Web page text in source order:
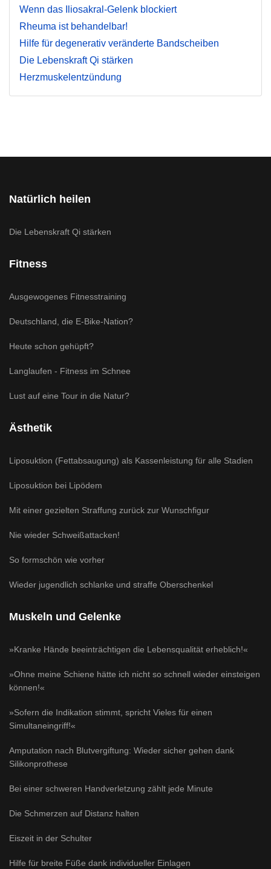
Wenn das Iliosakral-Gelenk blockiert
Rheuma ist behandelbar!
Hilfe für degenerativ veränderte Bandscheiben
Die Lebenskraft Qi stärken
Herzmuskelentzündung
Natürlich heilen
Die Lebenskraft Qi stärken
Fitness
Ausgewogenes Fitnesstraining
Deutschland, die E-Bike-Nation?
Heute schon gehüpft?
Langlaufen - Fitness im Schnee
Lust auf eine Tour in die Natur?
Ästhetik
Liposuktion (Fettabsaugung) als Kassenleistung für alle Stadien
Liposuktion bei Lipödem
Mit einer gezielten Straffung zurück zur Wunschfigur
Nie wieder Schweißattacken!
So formschön wie vorher
Wieder jugendlich schlanke und straffe Oberschenkel
Muskeln und Gelenke
»Kranke Hände beeinträchtigen die Lebensqualität erheblich!«
»Ohne meine Schiene hätte ich nicht so schnell wieder einsteigen
können!«
»Sofern die Indikation stimmt, spricht Vieles für einen
Simultaneingriff!«
Amputation nach Blutvergiftung: Wieder sicher gehen dank
Silikonprothese
Bei einer schweren Handverletzung zählt jede Minute
Die Schmerzen auf Distanz halten
Eiszeit in der Schulter
Hilfe für breite Füße dank individueller Einlagen